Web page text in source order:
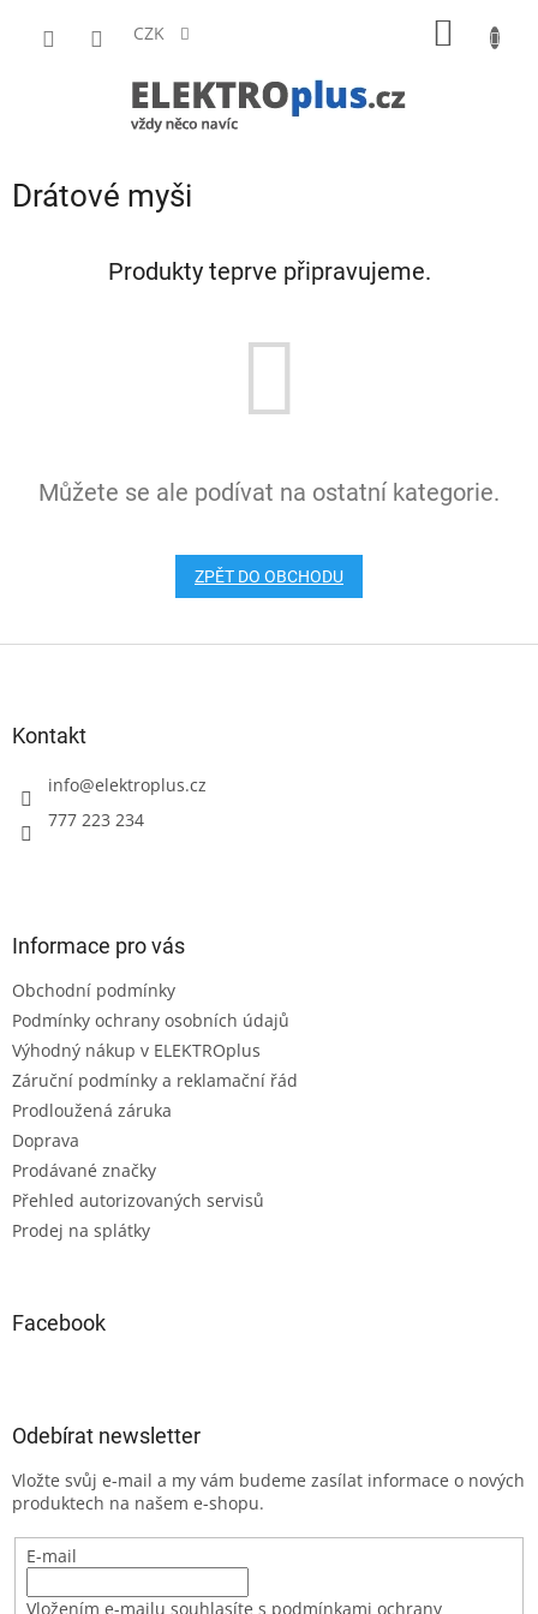
CZK
Drátové myši
Produkty teprve připravujeme.
Můžete se ale podívat na ostatní kategorie.
ZPĚT DO OBCHODU
Kontakt
info@elektroplus.cz
777 223 234
Informace pro vás
Obchodní podmínky
Podmínky ochrany osobních údajů
Výhodný nákup v ELEKTROplus
Záruční podmínky a reklamační řád
Prodloužená záruka
Doprava
Prodávané značky
Přehled autorizovaných servisů
Prodej na splátky
Facebook
Odebírat newsletter
Vložte svůj e-mail a my vám budeme zasílat informace o nových
produktech na našem e-shopu.
E-mail
Vložením e-mailu souhlasíte s podmínkami ochrany